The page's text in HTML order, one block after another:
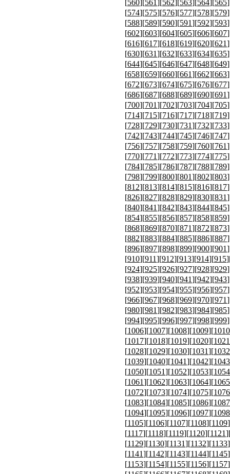
[560][561][562][563][564][565
[574][575][576][577][578][579
[588][589][590][591][592][593
[602][603][604][605][606][607
[616][617][618][619][620][621
[630][631][632][633][634][635
[644][645][646][647][648][649
[658][659][660][661][662][663
[672][673][674][675][676][677
[686][687][688][689][690][691
[700][701][702][703][704][705
[714][715][716][717][718][719
[728][729][730][731][732][733
[742][743][744][745][746][747
[756][757][758][759][760][761
[770][771][772][773][774][775
[784][785][786][787][788][789
[798][799][800][801][802][803
[812][813][814][815][816][817
[826][827][828][829][830][831
[840][841][842][843][844][845
[854][855][856][857][858][859
[868][869][870][871][872][873
[882][883][884][885][886][887
[896][897][898][899][900][901
[910][911][912][913][914][915
[924][925][926][927][928][929
[938][939][940][941][942][943
[952][953][954][955][956][957
[966][967][968][969][970][971
[980][981][982][983][984][985
[994][995][996][997][998][999
[1006][1007][1008][1009][1010
[1017][1018][1019][1020][1021
[1028][1029][1030][1031][1032
[1039][1040][1041][1042][1043
[1050][1051][1052][1053][1054
[1061][1062][1063][1064][1065
[1072][1073][1074][1075][1076
[1083][1084][1085][1086][1087
[1094][1095][1096][1097][1098
[1105][1106][1107][1108][1109
[1117][1118][1119][1120][1121
[1129][1130][1131][1132][1133
[1141][1142][1143][1144][1145
[1153][1154][1155][1156][1157